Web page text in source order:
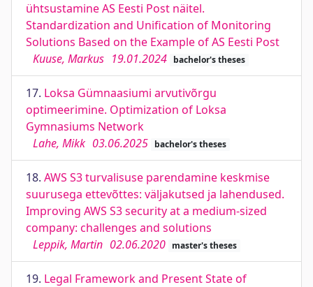
ühtsustamine AS Eesti Post näitel.
Standardization and Unification of Monitoring
Solutions Based on the Example of AS Eesti Post
Kuuse, Markus 19.01.2024 bachelor's theses
17. Loksa Gümnaasiumi arvutivõrgu
optimeerimine. Optimization of Loksa
Gymnasiums Network
Lahe, Mikk 03.06.2025 bachelor's theses
18. AWS S3 turvalisuse parendamine keskmise
suurusega ettevõttes: väljakutsed ja lahendused.
Improving AWS S3 security at a medium-sized
company: challenges and solutions
Leppik, Martin 02.06.2020 master's theses
19. Legal Framework and Present State of